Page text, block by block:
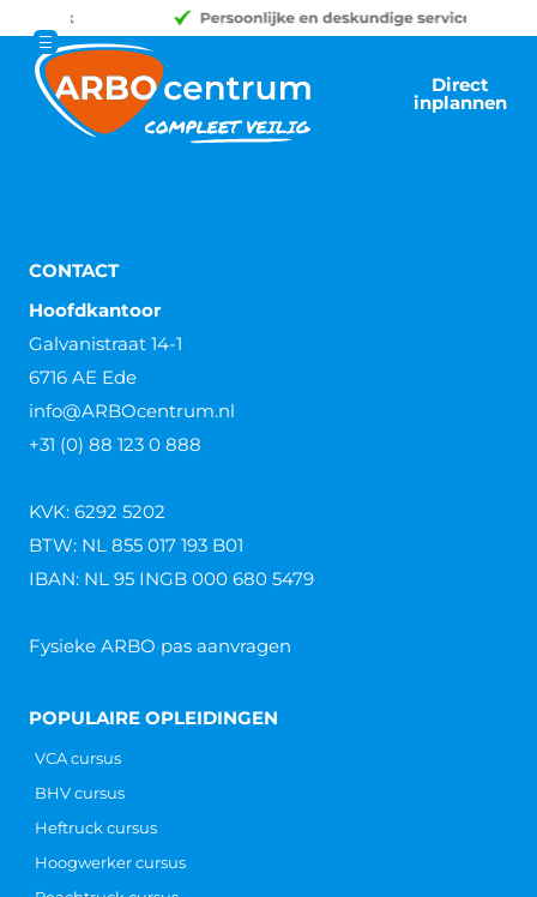
Direct
inplannen
CONTACT
Hoofdkantoor
Galvanistraat 14-1
6716 AE Ede
info@ARBOcentrum.nl
+31 (0) 88 123 0 888
KVK: 6292 5202
BTW: NL 855 017 193 B01
IBAN: NL 95 INGB 000 680 5479
Fysieke ARBO pas aanvragen
POPULAIRE OPLEIDINGEN
VCA cursus
BHV cursus
Heftruck cursus
Hoogwerker cursus